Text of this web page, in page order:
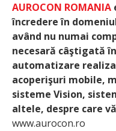
AUROCON ROMANIA
încredere în
având nu numai
necesară câştigată
automatizare
acoperişuri mobile,
sisteme Vision,
altele, despre care
www.aurocon.ro